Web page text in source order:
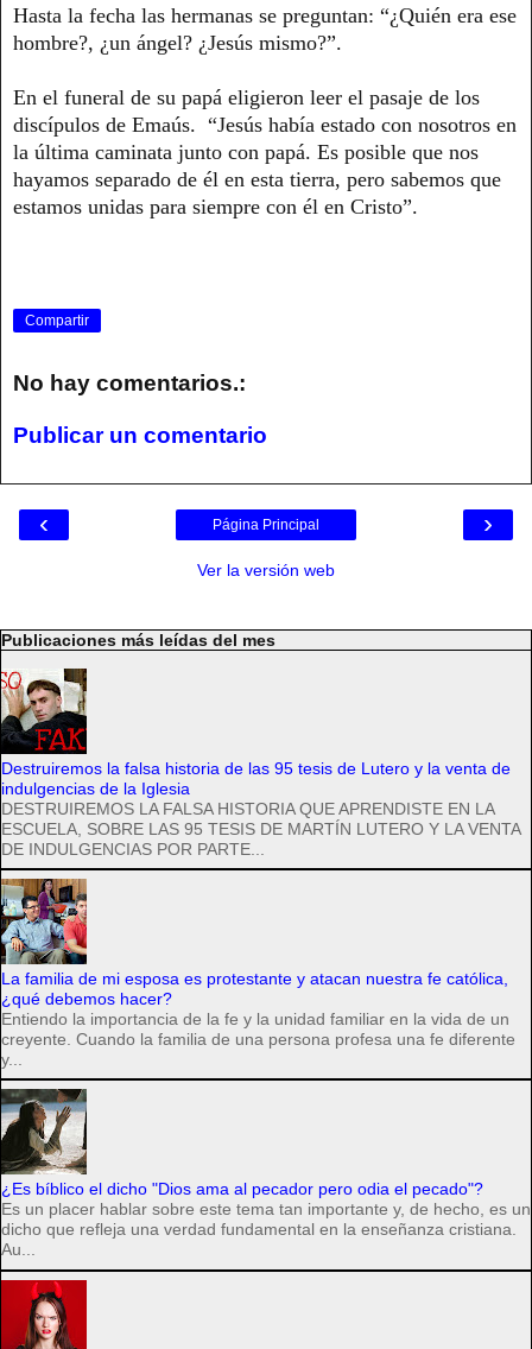
Hasta la fecha las hermanas se preguntan: “¿Quién era ese
hombre?, ¿un ángel? ¿Jesús mismo?”.
En el funeral de su papá eligieron leer el pasaje de los
discípulos de Emaús. “Jesús había estado con nosotros en
la última caminata junto con papá. Es posible que nos
hayamos separado de él en esta tierra, pero sabemos que
estamos unidas para siempre con él en Cristo”.
Compartir
No hay comentarios.:
Publicar un comentario
‹ ›
Página Principal
Ver la versión web
Publicaciones más leídas del mes
Destruiremos la falsa historia de las 95 tesis de Lutero y la venta de
indulgencias de la Iglesia
DESTRUIREMOS LA FALSA HISTORIA QUE APRENDISTE EN LA
ESCUELA, SOBRE LAS 95 TESIS DE MARTÍN LUTERO Y LA VENTA
DE INDULGENCIAS POR PARTE...
La familia de mi esposa es protestante y atacan nuestra fe católica,
¿qué debemos hacer?
Entiendo la importancia de la fe y la unidad familiar en la vida de un
creyente. Cuando la familia de una persona profesa una fe diferente
y...
¿Es bíblico el dicho "Dios ama al pecador pero odia el pecado"?
Es un placer hablar sobre este tema tan importante y, de hecho, es un
dicho que refleja una verdad fundamental en la enseñanza cristiana.
Au...